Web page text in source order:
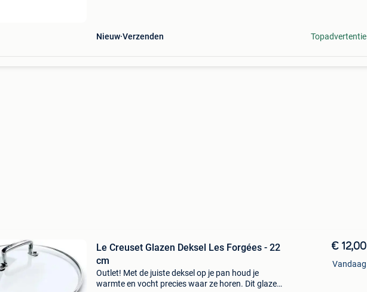
Nieuw Verzenden Topadvertentie
Le Creuset Glazen Deksel Les Forgées - 22
cm
Outlet! Met de juiste deksel op je pan houd je
warmte en vocht precies waar ze horen. Dit glazen
€ 12,00
Vandaag